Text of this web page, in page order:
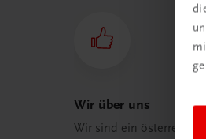
Wir über uns
Wir sind ein